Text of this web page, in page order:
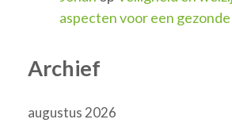
aspecten voor een
Archief
augustus 2026